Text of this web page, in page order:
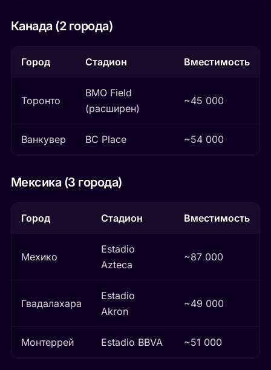
Канада (2 города)
Город Стадион Вместимость
Торонто
BMO Field
(расширен)
~45 000
Ванкувер BC Place ~54 000
Мексика (3 города)
Город Стадион Вместимость
Мехико
Estadio
Azteca
~87 000
Гвадалахара
Estadio
Akron
~49 000
Монтеррей Estadio BBVA ~51 000